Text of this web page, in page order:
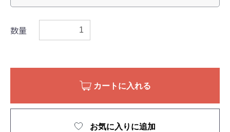
数量
カートに入れる
お気に入りに追加